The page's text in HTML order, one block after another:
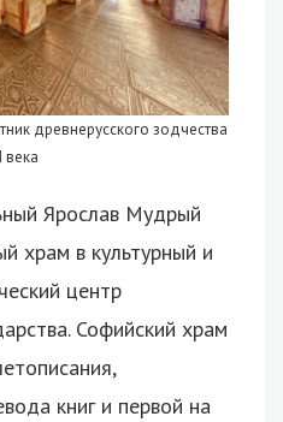
древнерусского зодчества
века
Ярослав Мудрый
храм в культурный и
центр
Софийский храм
книг и первой на